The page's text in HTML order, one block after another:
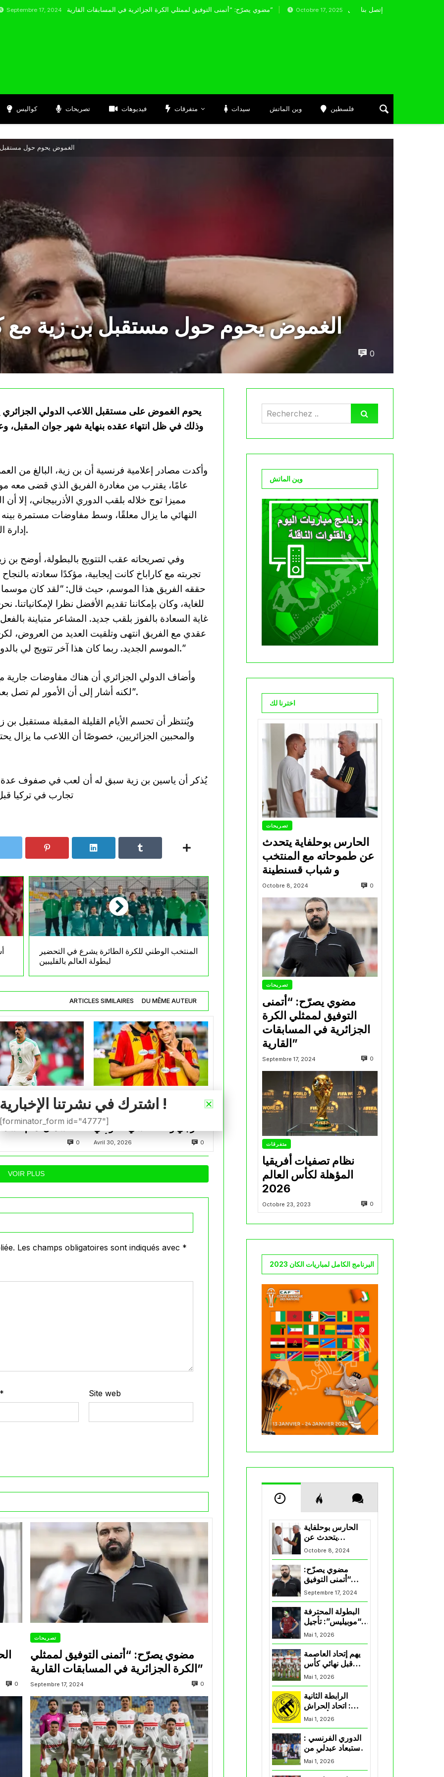
17, 2024 مضوي يصرّح: “أتمنى التوفيق لممثلي الكرة الجزائرية في المسابقات القارية” Octobre 17, 2025 مرغم يضيع فرصة إفتتاح النتيجة لشبيبة القبائل
إتصل بنا
كواليس تصريحات فيديوهات متفرقات سيدات وين الماتش فلسطين
الغموض يحوم حول مستقبل
الغموض يحوم حول مستقبل بن زية مع
0
يحوم الغموض على مستقبل اللاعب الدولي الجزائري
وذلك في ظل انتهاء عقده بنهاية شهر جوان المقبل،
عامًا، يقترب من مغادرة الفريق الذي قضى معه
مميزا توج خلاله بلقب الدوري الأذربيجاني، إلا أن
النهائي ما يزال معلقًا، وسط مفاوضات مستمرة بينه
إدارة النادي.
وفي تصريحاته عقب التتويج بالبطولة، أوضح بن
تجربته مع كاراباخ كانت إيجابية، مؤكدًا سعادته
حققه الفريق هذا الموسم، حيث قال: “لقد كان موسما
للغاية، وكان بإمكاننا تقديم الأفضل نظرا لإمكانياتنا.
غاية السعادة بالفوز بلقب جديد. المشاعر متباينة
عقدي مع الفريق انتهى وتلقيت العديد من العروض،
الموسم الجديد. ربما كان هذا آخر تتويج لي بالدوري الأذربيجاني، ولهذا أعيش مشاعر رائعة.”
وأضاف الدولي الجزائري أن هناك مفاوضات جارية
لكنه أشار إلى أن الأمور لم تصل بعد إلى اتفاق نهائي، قائلا إن “كل شيء وارد”.
ويُنتظر أن تحسم الأيام القليلة المقبلة مستقبل
والمحبين الجزائريين، خصوصًا أن اللاعب ما
يُذكر أن ياسين بن زية سبق له أن لعب في صفوف عدة
تجارب في تركيا
المنتخب الوطني للكرة الطائرة يشرع في التحضير
لبطولة العالم بالفليبين
ARTICLES SIMILAIRES DU MÊME AUTEUR
الخضر
بونجاح يسجل
الشمال أمام
0
الخضر عبر القارات
تعادل سلبي في كلاسيكو
الترجي والصفاقسي… توغاي
يهدر ركلة جزاء وبوعالية يتألق
Avril 30, 2026 0
VOIR PLUS
Les champs obligatoires sont indiqués avec *
* Site web
0
تصريحات
مضوي يصرّح: “أتمنى التوفيق لممثلي
الكرة الجزائرية في المسابقات القارية”
Septembre 17, 2024 0
وين الماتش
اخترنا لك
تصريحات
الحارس بوحلفاية يتحدث
عن طموحاته مع المنتخب
و شباب قسنطينة
Octobre 8, 2024 0
تصريحات
مضوي يصرّح: “أتمنى
التوفيق لممثلي الكرة
الجزائرية في المسابقات
القارية”
Septembre 17, 2024 0
متفرقات
نظام تصفيات أفريقيا
المؤهلة لكأس العالم
2026
Octobre 23, 2023 0
البرنامج الكامل لمباريات الكان 2023
الحارس بوحلفاية
يتحدث عن
طموحاته مع
المنتخب و شباب
قسنطينة
Octobre 8, 2024
مضوي يصرّح:
“أتمنى التوفيق
لممثلي الكرة
الجزائرية في
Septembre 17, 2024
البطولة المحترفة
“موبيليس”: تأجيل
مباراة إتحاد
العاصمة وأتلتيك
بارادو
Mai 1, 2026
يهم إتحاد العاصمة
قبل نهائي كأس
اكاف : الزمالك
يسقط بثلاثية أمام
Mai 1, 2026
الرابطة الثانية
: اتحاد الحراش
يحسم التأهل إلى
“البلاي أوف”
Mai 1, 2026
الدوري الفرنسي :
استبعاد عبدلي من
قائمة مرسيليا أمام
Mai 1, 2026
اشترك في نشرتنا الإخبارية !
[forminator_form id="4777"]